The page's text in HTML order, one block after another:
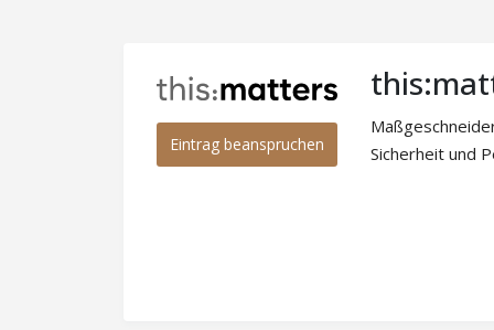
Eintrag beanspruchen
Sicherheit und